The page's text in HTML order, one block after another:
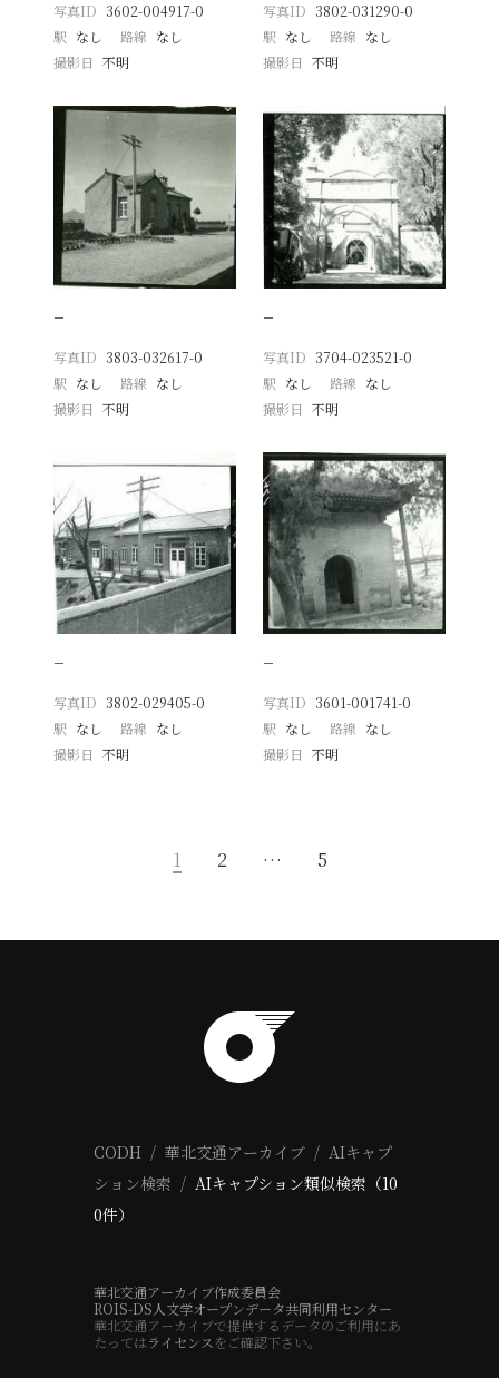
写真ID 3602-004917-0
駅 なし 路線 なし
撮影日
不明
写真ID 3802-031290-0
駅 なし 路線 なし
撮影日 不明
−
写真ID 3803-032617-0
駅 なし 路線 なし
撮影日
不明
−
写真ID 3704-023521-0
駅 なし 路線 なし
撮影日 不明
−
写真ID 3802-029405-0
駅 なし 路線 なし
撮影日
不明
−
写真ID 3601-001741-0
駅 なし 路線 なし
撮影日 不明
1 2 … 5
CODH 華北交通アーカイブ
AIキャプ
ション検索
AIキャプション類似検索（10
0件）
華北交通アーカイブ作成委員会
ROIS-DS人文学オープンデータ共同利用センター
華北交通アーカイブで提供するデータのご利用にあ
たってはライセンス をご確認下さい。